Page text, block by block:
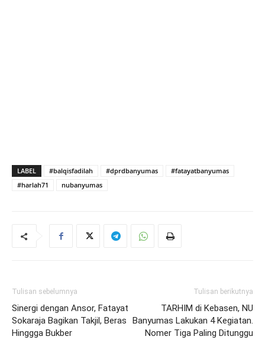
LABEL #balqisfadilah #dprdbanyumas
#fatayatbanyumas
#harlah71
nubanyumas
Tulisan sebelumnya
Sinergi dengan Ansor, Fatayat
Sokaraja Bagikan Takjil, Beras
Hinggga Bukber
Tulisan berikutnya
TARHIM di Kebasen, NU
Banyumas Lakukan 4 Kegiatan.
Nomer Tiga Paling Ditunggu